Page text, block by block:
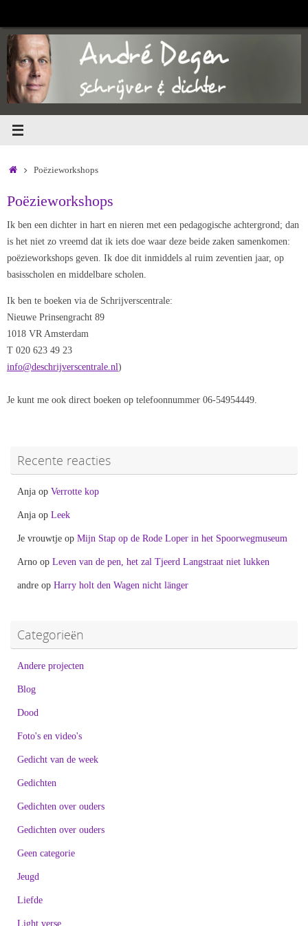
de
inhoud
HomePoëzieworkshops
Poëzieworkshops
Ik ben een dichter in hart en nieren met een pedagogische achtergrond; dan
is het niet zo vreemd dat ik iets doe waar deze beide zaken samenkomen:
poëzieworkshops geven. Ik doe dit inmiddels al ruim zeventien jaar, op
basisscholen en middelbare scholen.
Ik ben te boeken via de Schrijverscentrale:
Nieuwe Prinsengracht 89
1018 VR Amsterdam
T 020 623 49 23
info@deschrijverscentrale.nl)
Je kunt me ook direct boeken op telefoonnummer 06-54954449.
Recente reacties
Anja op Verrotte kop
Anja op Leek
Je vrouwtje op Mijn Stap op de Rode Loper in het Spoorwegmuseum
Arno op Leven van de pen, het zal Tjeerd Langstraat niet lukken
andre op Harry holt den Wagen nicht länger
Categorieën
Andere projecten
Blog
Dood
Foto's en video's
Gedicht van de week
Gedichten
Gedichten over ouders
Gedichten over ouders
Geen categorie
Jeugd
Liefde
Light verse